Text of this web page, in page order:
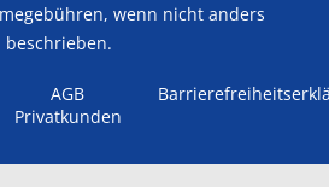
wenn nicht anders
beschrieben.
AGB
Privatkunden